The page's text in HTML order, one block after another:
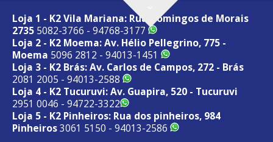
Loja 1 - K2 Vila Mariana: Rua Domingos de Morais
2735 5082-3766 - 94768-3177
Loja 2 - K2 Moema: Av. Hélio Pellegrino, 775 -
Moema 5096 2812 - 94013-1451
Loja 3 - K2 Brás: Av. Carlos de Campos, 272 - Brás
2081 2005 - 94013-2588
Loja 4 - K2 Tucuruvi: Av. Guapira, 520 - Tucuruvi
2951 0046 - 94722-3322
Loja 5 - K2 Pinheiros: Rua dos pinheiros, 984
Pinheiros3061 5150 - 94013-2586